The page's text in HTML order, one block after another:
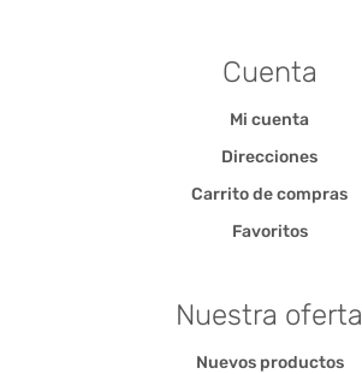
Cuenta
Mi cuenta
Direcciones
Carrito de compras
Favoritos
Nuestra oferta
Nuevos productos